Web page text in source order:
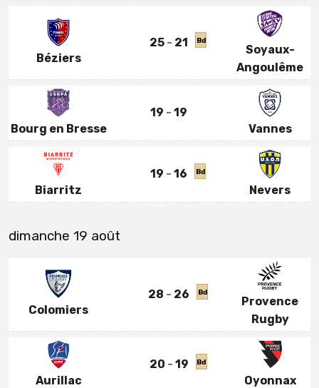
Béziers
25 21 Bd
Soyaux-
Angoulême
Bourg en Bresse
19
19
Vannes
Biarritz
19 16 Bd
Nevers
dimanche 19 août
Colomiers
28 26 Bd
Provence
Rugby
Aurillac
20 19 Bd
Oyonnax